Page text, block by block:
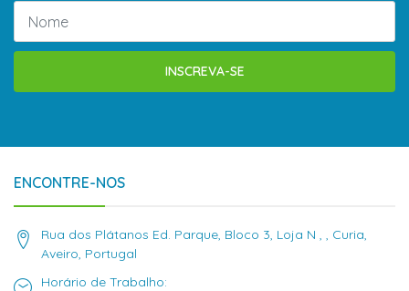
INSCREVA-SE
ENCONTRE-NOS
Rua dos Plátanos Ed. Parque, Bloco 3, Loja N , , Curia,
Aveiro, Portugal
Horário de Trabalho: